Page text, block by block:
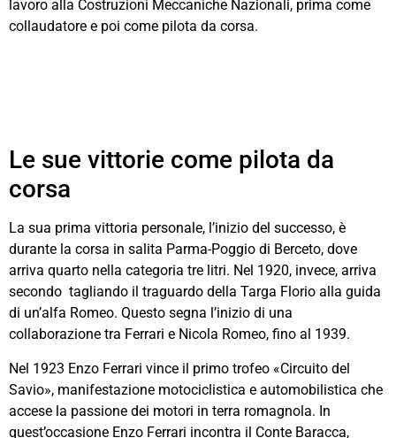
lavoro alla Costruzioni Meccaniche Nazionali, prima come
collaudatore e poi come pilota da corsa.
Le sue vittorie come pilota da
corsa
La sua prima vittoria personale, l’inizio del successo, è
durante la corsa in salita Parma-Poggio di Berceto, dove
arriva quarto nella categoria tre litri. Nel 1920, invece, arriva
secondo tagliando il traguardo della Targa Florio alla guida
di un’alfa Romeo. Questo segna l’inizio di una
collaborazione tra Ferrari e Nicola Romeo, fino al 1939.
Nel 1923 Enzo Ferrari vince il primo trofeo «Circuito del
Savio», manifestazione motociclistica e automobilistica che
accese la passione dei motori in terra romagnola. In
quest’occasione Enzo Ferrari incontra il Conte Baracca,